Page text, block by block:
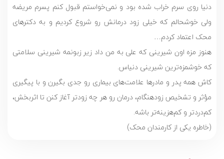
دنیا روی سرم خراب شده بود و نمی‌خواستم قبول کنم پسرم مریضه
ولی خوشحالم که خیلی زود درمانش رو شروع کردیم و به دکترهای
محک اعتماد کردم…
هنوز مزه اون شیرینی که علی به من داد زیر زبونمه شیرینی سلامتی
که خوشمزه‌ترین شیرینی دنیاس.
کاش همه پدر و مادرها علامت‌های بیماری رو جدی بگیرن و با پیگیری
مؤثر و تشخیص زودهنگام، درمان رو هر چه زودتر آغاز کنن تا اثربخش،
کم‌دردتر و کم‌هزینه‌تر باشه.
(خاطره یکی از کارمندان محک)